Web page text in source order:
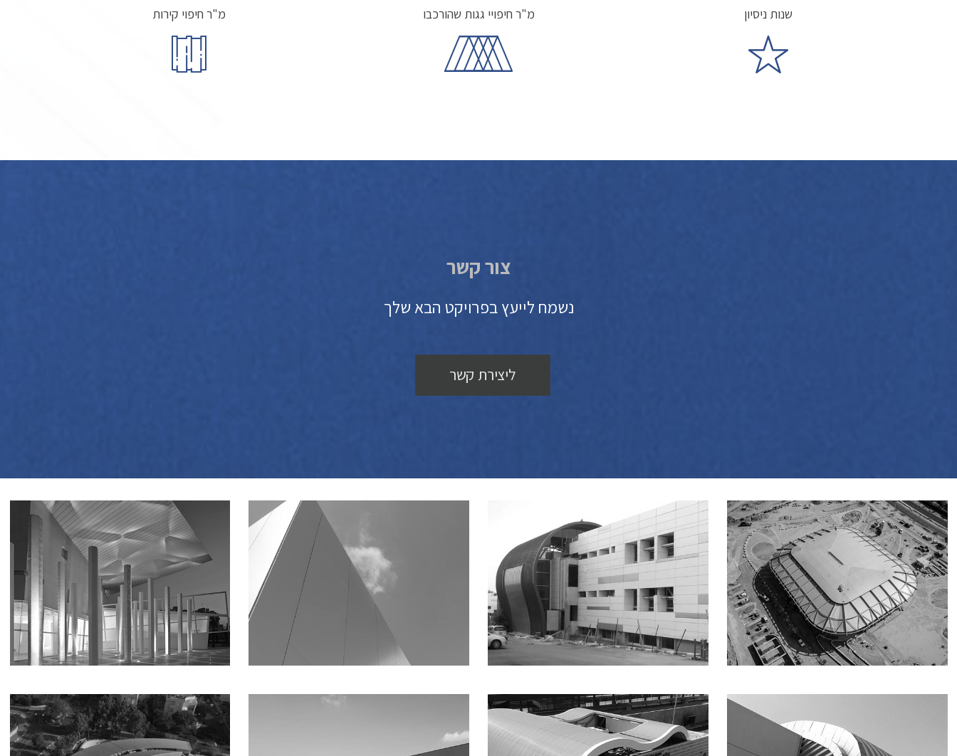
שנות ניסיון מ"ר חיפויי גגות שהורכבו מ"ר חיפוי קירות
צור קשר
נשמח לייעץ בפרויקט הבא שלך
ליצירת קשר